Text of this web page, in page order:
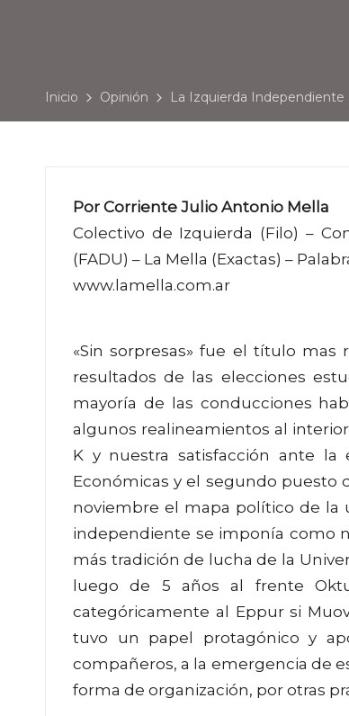
Inicio Opinión La Izquierda
Por Corriente Julio Antonio Mella
Colectivo de Izquierda (Filo) –
(FADU) – La Mella (Exactas) –
www.lamella.com.ar
«Sin sorpresas» fue el título
resultados de las elecciones
mayoría de las conducciones
algunos realineamientos al
K y nuestra satisfacción ante la
Económicas y el segundo puesto
noviembre el mapa político de la
independiente se imponía como
más tradición de lucha de la
luego de 5 años al frente
categóricamente al Eppur si
tuvo un papel protagónico y
compañeros, a la emergencia de
forma de organización, por otras